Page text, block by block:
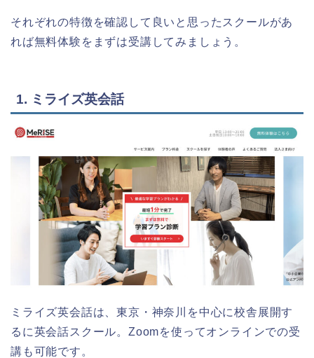
それぞれの特徴を確認して良いと思ったスクールがあ
れば無料体験をまずは受講してみましょう。
1. ミライズ英会話
ミライズ英会話は、東京・神奈川を中心に校舎展開す
るに英会話スクール。Zoomを使ってオンラインでの受
講も可能です。